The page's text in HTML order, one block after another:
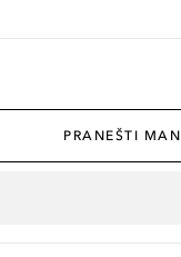
PRANEŠTI MAN